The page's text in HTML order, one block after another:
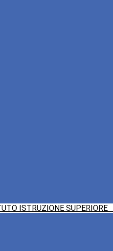
ISTRUZIONE SUPERIORE